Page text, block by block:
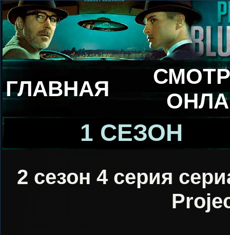
ГЛАВНАЯ
1 СЕЗОН
2 сезон 4 серия